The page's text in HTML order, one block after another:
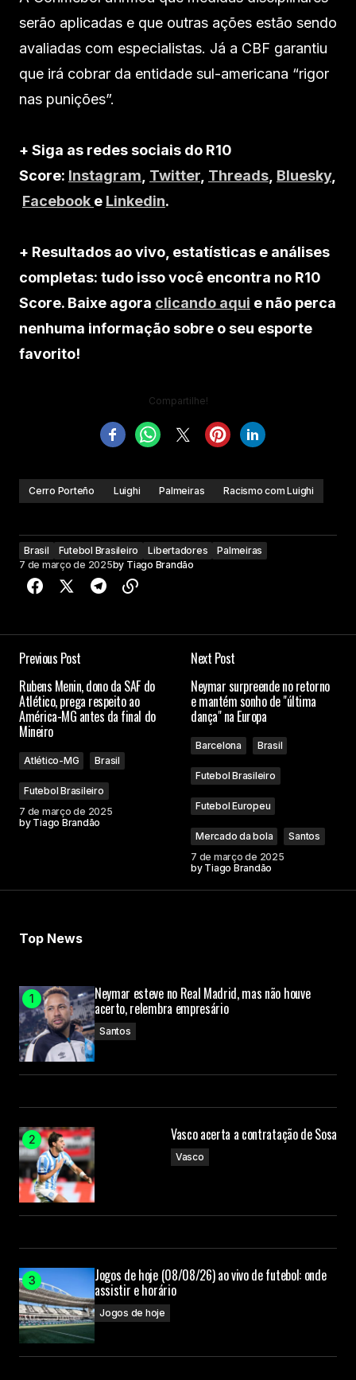
serão aplicadas e que outras ações estão sendo
avaliadas com especialistas. Já a CBF garantiu
que irá cobrar da entidade sul-americana “rigor
nas punições”.
+ Siga as redes sociais do R10
Score: Instagram Twitter Threads Bluesky,
Facebook e Linkedin.
+ Resultados ao vivo, estatísticas e análises
completas: tudo isso você encontra no R10
Score. Baixe agora clicando aqui e não perca
nenhuma informação sobre o seu esporte
favorito!
Compartilhe!
Cerro Porteño Luighi Palmeiras Racismo com Luighi
Brasil Futebol Brasileiro Libertadores
Palmeiras
7 de março de 2025by Tiago Brandão
Previous Post
Rubens Menin, dono da SAF do
Atlético, prega respeito ao
América-MG antes da final do
Mineiro
Atlético-MG Brasil
Futebol Brasileiro
7 de março de 2025
by Tiago Brandão
Next Post
Neymar surpreende no retorno
e mantém sonho de "última
dança" na Europa
Barcelona Brasil
Futebol Brasileiro
Futebol Europeu
Mercado da bola
Santos
7 de março de 2025
by Tiago Brandão
Top News
Neymar esteve no Real Madrid, mas não houve
acerto, relembra empresário
Santos
Vasco acerta a contratação de Sosa
Vasco
Jogos de hoje (08/08/26) ao vivo de futebol: onde
assistir e horário
Jogos de hoje